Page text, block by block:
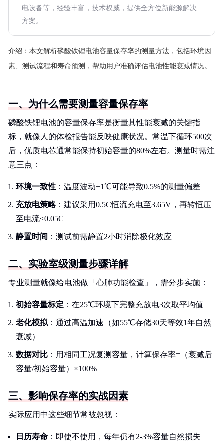
电设备等，经验丰富，技术权威，提供全方位新能源解决
方案。
介绍： 本文解析磷酸铁锂电池容量保存率的测量方法，包括环境因
素、测试流程和寿命预测，帮助用户准确评估电池性能衰减情况。
一、为什么需要测量容量保存率
磷酸铁锂电池的容量保存率是衡量其性能衰减的关键指
标，就像人的体检报告能反映健康状况。常温下循环500次
后，优质电芯通常能保持初始容量的80%左右。测量时需注
意三点：
环境一致性 ：温度波动±1℃可能导致0.5%的测量偏差
充放电策略：建议采用0.5C恒流充电至3.65V，再转恒压
至电流≤0.05C
静置时间 ：测试前需静置2小时消除极化效应
二、实验室级测量步骤详解
专业测量就像给电池做「心肺功能检查」，需分步实施：
初始容量标定 ：在25℃环境下完整充放电3次取平均值
老化模拟 ：通过高温加速（如55℃存储30天等效1年自然
衰减）
数据对比 ：用相同工况复测容量，计算保存率=（衰减后
容量/初始容量）×100%
三、影响保存率的实战因素
实际应用中这些细节常被忽视：
日历寿命 ：即使不使用，每年仍有2-3%容量自然损失